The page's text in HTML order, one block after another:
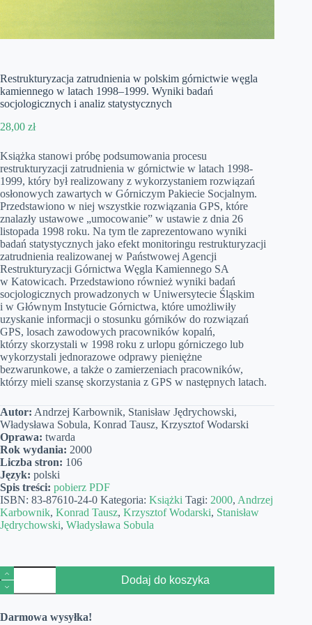
Restrukturyzacja zatrudnienia w polskim górnictwie węgla
kamiennego w latach 1998–1999. Wyniki badań
socjologicznych i analiz statystycznych
28,00 zł
Książka stanowi próbę podsumowania procesu
restrukturyzacji zatrudnienia w górnictwie w latach 1998-
1999, który był realizowany z wykorzystaniem rozwiązań
osłonowych zawartych w Górniczym Pakiecie Socjalnym.
Przedstawiono w niej wszystkie rozwiązania GPS, które
znalazły ustawowe „umocowanie” w ustawie z dnia 26
listopada 1998 roku. Na tym tle zaprezentowano wyniki
badań statystycznych jako efekt monitoringu restrukturyzacji
zatrudnienia realizowanej w Państwowej Agencji
Restrukturyzacji Górnictwa Węgla Kamiennego SA
w Katowicach. Przedstawiono również wyniki badań
socjologicznych prowadzonych w Uniwersytecie Śląskim
i w Głównym Instytucie Górnictwa, które umożliwiły
uzyskanie informacji o stosunku górników do rozwiązań
GPS, losach zawodowych pracowników kopalń,
którzy skorzystali w 1998 roku z urlopu górniczego lub
wykorzystali jednorazowe odprawy pieniężne
bezwarunkowe, a także o zamierzeniach pracowników,
którzy mieli szansę skorzystania z GPS w następnych latach.
Autor: Andrzej Karbownik, Stanisław Jędrychowski,
Władysława Sobula, Konrad Tausz, Krzysztof Wodarski
Oprawa: twarda
Rok wydania: 2000
Liczba stron: 106
Język: polski
Spis treści: pobierz PDF
ISBN: 83-87610-24-0 Kategoria: Książki Tagi: 2000, Andrzej
Karbownik, Konrad Tausz, Krzysztof Wodarski, Stanisław
Jędrychowski, Władysława Sobula
ilość
Restrukturyzacja
zatrudnienia
polskim
Dodaj do koszyka
Darmowa wysyłka!